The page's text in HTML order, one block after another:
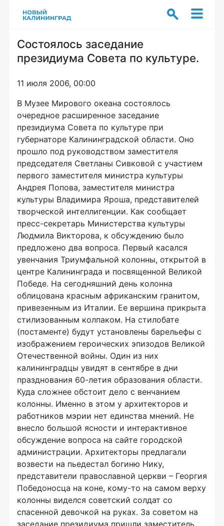
Состоялось заседание
президиума Совета по культуре.
11 июля 2006, 00:00
В Музее Мирового океана состоялось
очередное расширенное заседание
президиума Совета по культуре при
губернаторе Калининградской области. Оно
прошло под руководством заместителя
председателя Светланы Сивковой с участием
первого заместителя министра культуры
Андрея Попова, заместителя министра
культуры Владимира Яроша, представителей
творческой интеллигенции. Как сообщает
пресс-секретарь Министерства культуры
Людмила Викторова, к обсуждению было
предложено два вопроса. Первый касался
увенчания Триумфальной колонны, открытой в
центре Калининграда и посвященной Великой
Победе. На сегодняшний день колонна
облицована красным африканским гранитом,
привезенным из Италии. Ее вершина прикрыта
стилизованным колпаком. На стилобате
(постаменте) будут установлены барельефы с
изображением героических эпизодов Великой
Отечественной войны. Один из них
калининградцы увидят в сентябре в дни
празднования 60-летия образования области.
Куда сложнее обстоит дело с венчанием
колонны. Именно в этом у архитекторов и
работников мэрии нет единства мнений. Не
внесло большой ясности и интерактивное
обсуждение вопроса на сайте городской
администрации. Архитекторы предлагали
возвести на пьедестал богиню Нику,
представители православной церкви – Георгия
Победоносца на коне, кому-то на самом верху
колонны виделся советский солдат со
спасенной девочкой на руках. За советом на
заседание президиума пришли заместитель